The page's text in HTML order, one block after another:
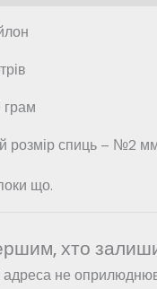
грам
розмір спиць – №2
що.
хто
не